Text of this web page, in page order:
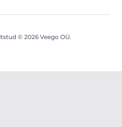
© 2026 Veego OÜ.